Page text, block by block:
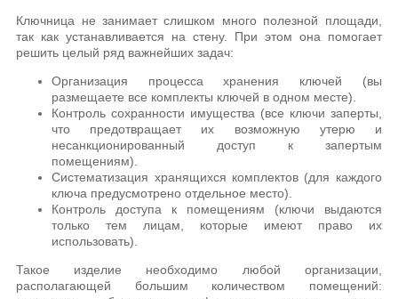
Ключница не занимает слишком много полезной площади,
так как устанавливается на стену. При этом она помогает
решить целый ряд важнейших задач:
Организация процесса хранения ключей (вы
размещаете все комплекты ключей в одном месте).
Контроль сохранности имущества (все ключи заперты,
что предотвращает их возможную утерю и
несанкционированный доступ к запертым
помещениям).
Систематизация хранящихся комплектов (для каждого
ключа предусмотрено отдельное место).
Контроль доступа к помещениям (ключи выдаются
только тем лицам, которые имеют право их
использовать).
Такое изделие необходимо любой организации,
располагающей большим количеством помещений: